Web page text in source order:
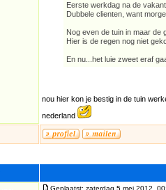
Eerste werkdag na de
Dubbele clienten, want
Nog even de tuin in maar de
Hier is de regen nog niet
En nu...het luie zweet eraf
nou hier kon je bestig in de tuin
nederland
Geplaatst: zaterdag 5 mei 2012,